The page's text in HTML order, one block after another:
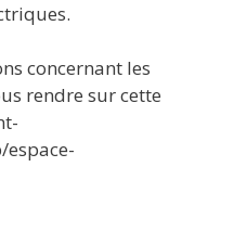
concernant les
rendre sur cette